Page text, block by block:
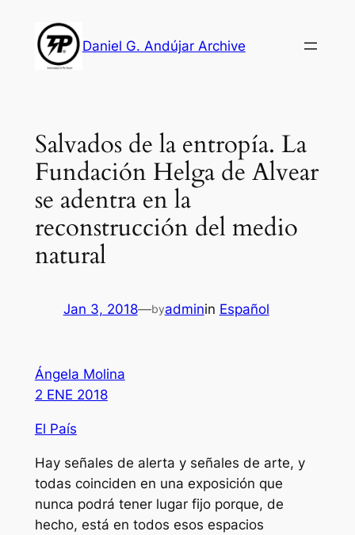
content
Daniel G. Andújar Archive
Salvados de la entropía. La
Fundación Helga de Alvear
se adentra en la
reconstrucción del medio
natural
Jan 3, 2018—byadminin Español
Ángela Molina
2 ENE 2018
El País
Hay señales de alerta y señales de arte, y
todas coinciden en una exposición que
nunca podrá tener lugar fijo porque, de
hecho, está en todos esos espacios